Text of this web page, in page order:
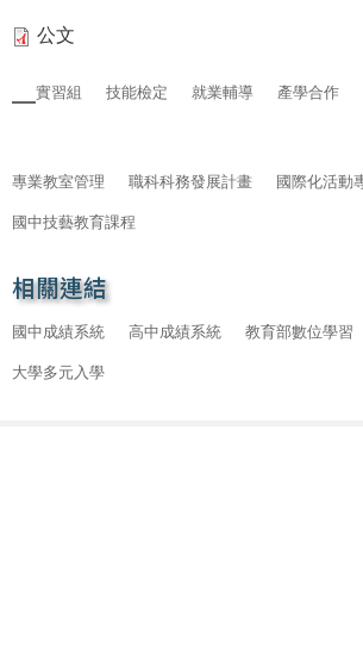
公文
實習組 技能檢定 就業輔導 產學合作
專業教室管理 職科科務發展計畫 國際化活動
國中技藝教育課程
相關連結
國中成績系統 高中成績系統 教育部數位學習
大學多元入學